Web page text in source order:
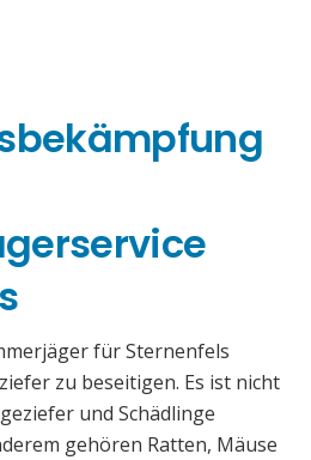
für Sternenfels
zu beseitigen. Es ist nicht
und Schädlinge
gehören Ratten, Mäuse